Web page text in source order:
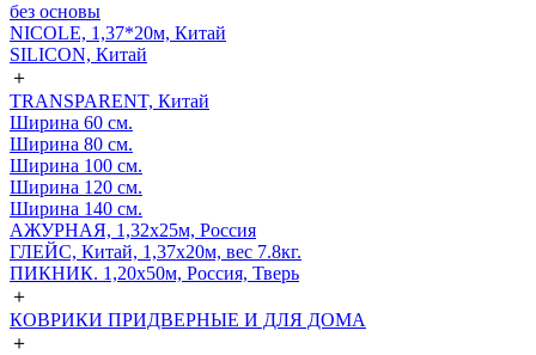
без основы
NICOLE, 1,37*20м, Китай
SILICON, Китай
＋
TRANSPARENT, Китай
Ширина 60 см.
Ширина 80 см.
Ширина 100 см.
Ширина 120 см.
Ширина 140 см.
АЖУРНАЯ, 1,32х25м, Россия
ГЛЕЙС, Китай, 1,37х20м, вес 7.8кг.
ПИКНИК. 1,20х50м, Россия, Тверь
＋
КОВРИКИ ПРИДВЕРНЫЕ И ДЛЯ ДОМА
＋